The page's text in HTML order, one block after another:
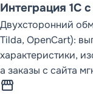
Интеграция 1С
Двухсторонний
Tilda, OpenCart):
характеристики,
а заказы с сайта
storefront